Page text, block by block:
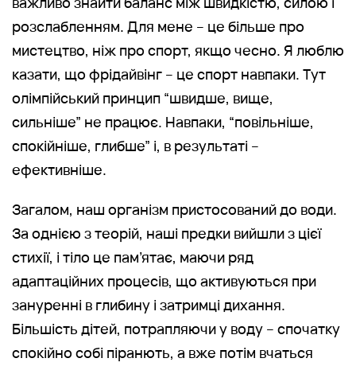
розслабленням. Для мене – це більше про
мистецтво, ніж про спорт, якщо чесно. Я люблю
казати, що фрідайвінг – це спорт навпаки. Тут
олімпійський принцип “швидше, вище,
сильніше” не працює. Навпаки, “повільніше,
спокійніше, глибше” і, в результаті –
ефективніше.
Загалом, наш організм пристосований до води.
За однією з теорій, наші предки вийшли з цієї
стихії, і тіло це пам’ятає, маючи ряд
адаптаційних процесів, що активуються при
зануренні в глибину і затримці дихання.
Більшість дітей, потрапляючи у воду – спочатку
спокійно собі піранють, а вже потім вчаться